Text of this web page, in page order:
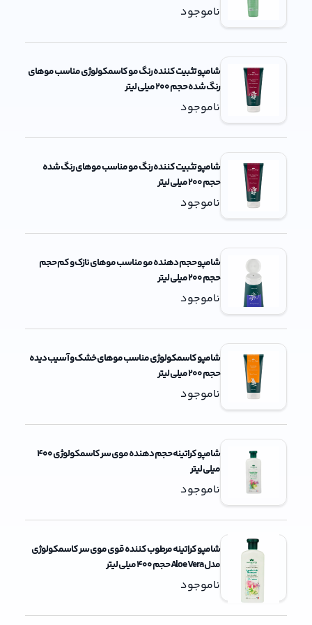
ناموجود
شامپو تثبیت کننده رنگ مو کاسمکولوژی مناسب موهای
رنگ شده حجم 200 میلی لیتر
ناموجود
شامپو تثبیت کننده رنگ مو مناسب موهای رنگ شده
حجم 200 میلی لیتر
ناموجود
شامپو حجم دهنده مو مناسب موهای نازک و کم حجم
حجم 200 میلی لیتر
ناموجود
شامپو کاسمکولوژی مناسب موهای خشک و آسیب دیده
حجم 200 میلی لیتر
ناموجود
شامپو کراتینه حجم دهنده موی سر کاسمکولوژی 400
میلی لیتر
ناموجود
شامپو کراتینه مرطوب کننده قوی موی سر کاسمکولوژی
مدل Aloe Vera حجم 400 میلی لیتر
ناموجود